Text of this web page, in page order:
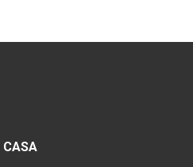
CASA